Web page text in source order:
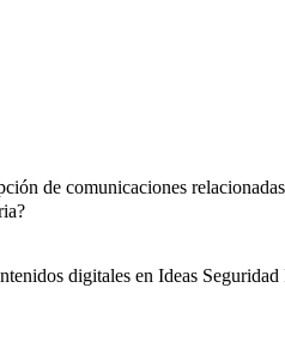
de comunicaciones
digitales en Ideas Seguridad